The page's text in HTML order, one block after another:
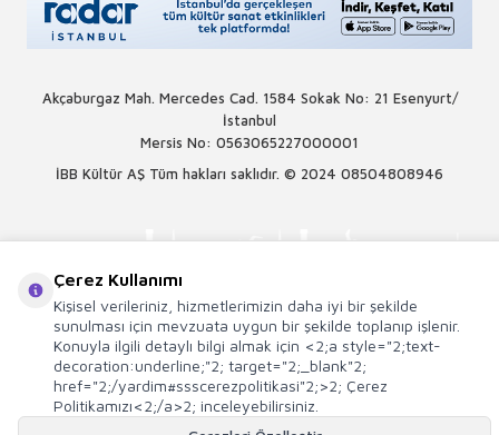
Akçaburgaz Mah. Mercedes Cad. 1584 Sokak No: 21 Esenyurt/
İstanbul
Mersis No: 0563065227000001
İBB Kültür AŞ Tüm hakları saklıdır. © 2024 08504808946
Çerez Kullanımı
Kişisel verileriniz, hizmetlerimizin daha iyi bir şekilde
sunulması için mevzuata uygun bir şekilde toplanıp işlenir.
Konuyla ilgili detaylı bilgi almak için <2;a style="2;text-
decoration:underline;"2; target="2;_blank"2;
href="2;/yardim#ssscerezpolitikasi"2;>2; Çerez
Politikamızı<2;/a>2; inceleyebilirsiniz.